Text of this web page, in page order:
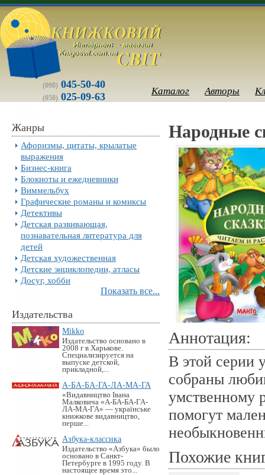
(098) 045-50-40
(050) 025-09-63 Каталог Авторы
Жанры
Афоризмы, цитаты, крылатые
выражения
Бизнес-книга
Блокноты и ежедневники
Виммельбух
Графические романы и комиксы
Детективы
Детская развивающая,
познавательная литература для
детей
Детская художественная
Детские энциклопедии, атласы
Досуг, хобби
Показать все...
Издательства
Mikko
Издательство основано в
2008 г в Харькове.
Специализируется на
выпуске детской,
прикладной,...
А-БА-БА-ГА-ЛА-МА-ГА
«Видавництво Івана
Малковича «А-БА-БА-ГА-
ЛА-МА-ГА» — українське
книжкове видавництво,
перше...
Азбука-классика
Издательство «Азбука» было
основано в Санкт-
Петербурге в 1995 году. В
настоящее время это...
Народные
Аннотация:
В этой серии
собраны
умственному
помогут
Похожие